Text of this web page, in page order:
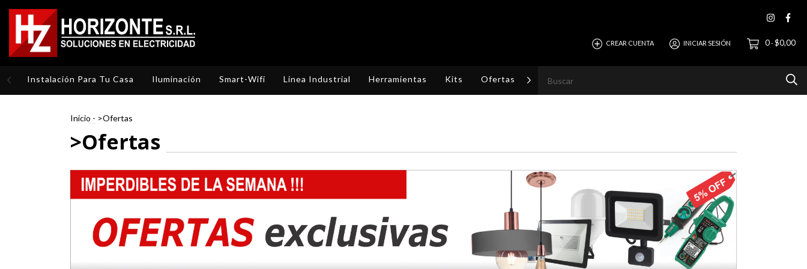
CREAR CUENTA INICIAR SESIÓN 0-$0,00
Instalación Para Tu Casa Iluminación Smart-Wifi Linea Industrial Herramientas Kits Ofertas Revista
Inicio - >Ofertas
>Ofertas